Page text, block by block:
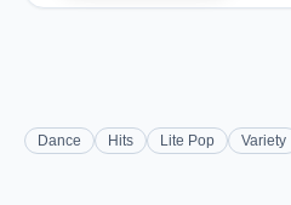
Dance Hits Lite Pop Variety